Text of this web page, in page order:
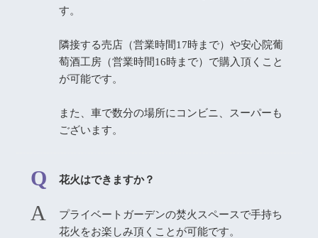
す。
隣接する売店（営業時間17時まで）や安心院葡
萄酒工房（営業時間16時まで）で購入頂くこと
が可能です。
また、車で数分の場所にコンビニ、スーパーも
ございます。
花火はできますか？
プライベートガーデンの焚火スペースで手持ち
花火をお楽しみ頂くことが可能です。